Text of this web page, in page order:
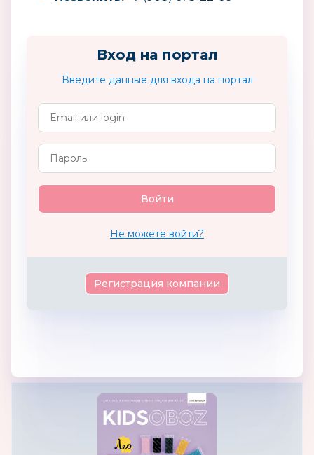
Вход на портал
Введите данные для входа на портал
Не можете войти?
Регистрация компании